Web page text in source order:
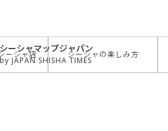
シーシャマップジャパン
by JAPAN SHISHA TIMES
ーシャ店 シーシャの楽しみ方
> お店を探す > musch新宿歌舞伎町（ムッ